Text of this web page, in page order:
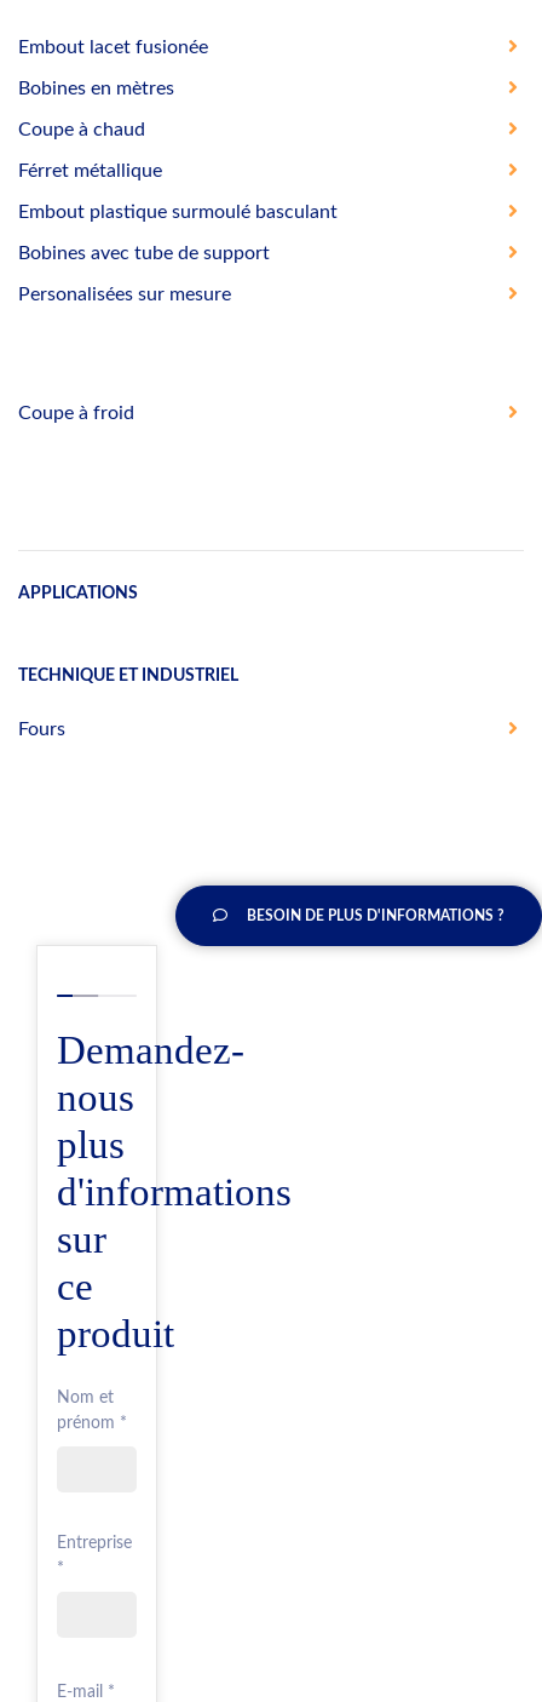
Embout lacet fusionée
Bobines en mètres
Coupe à chaud
Férret métallique
Embout plastique surmoulé basculant
Bobines avec tube de support
Personalisées sur mesure
Coupe à froid
APPLICATIONS
TECHNIQUE ET INDUSTRIEL
Fours
BESOIN DE PLUS D'INFORMATIONS ?
Demandez-
nous
plus
d'informations
sur
ce
produit
Nom et
prénom *
Entreprise
*
E-mail *